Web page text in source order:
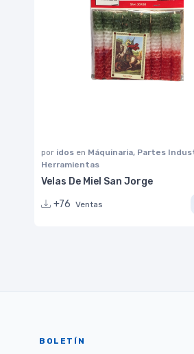
por idos en Máquinaria, Partes
Herramientas
Velas De Miel San Jorge
+76 Ventas
BOLETÍN